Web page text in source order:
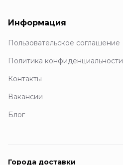
Информация
Пользовательское соглашение
Политика конфиденциальности
Контакты
Вакансии
Блог
Города доставки